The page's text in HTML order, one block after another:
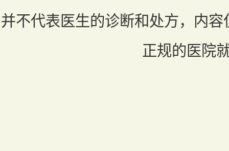
并不代表医生的诊断和处方，内
正规的医院